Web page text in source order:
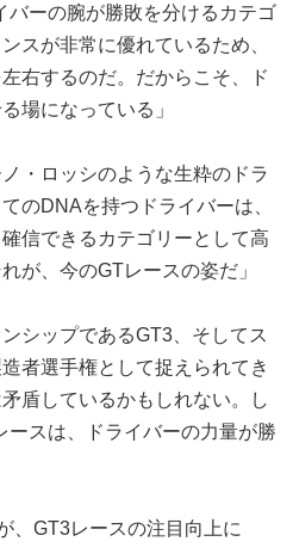
バーの腕が勝敗を分けるカテゴ
スが非常に優れているため、
右するのだ。だからこそ、ド
場になっている」
・ロッシのような生粋のドラ
のDNAを持つドライバーは、
信できるカテゴリーとして高
が、今のGTレースの姿だ」
シップであるGT3、そしてス
者選手権として捉えられてき
盾しているかもしれない。し
ースは、ドライバーの力量が勝
、GT3レースの注目向上に